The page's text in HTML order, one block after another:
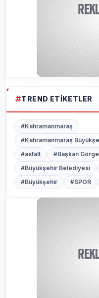
TREND ETIKETLER
#Kahramanmaraş
#Kahramanmaraş
#asfalt
#Başkan
#Büyükşehir Belediyesi
#Büyükşehir
#SPOR